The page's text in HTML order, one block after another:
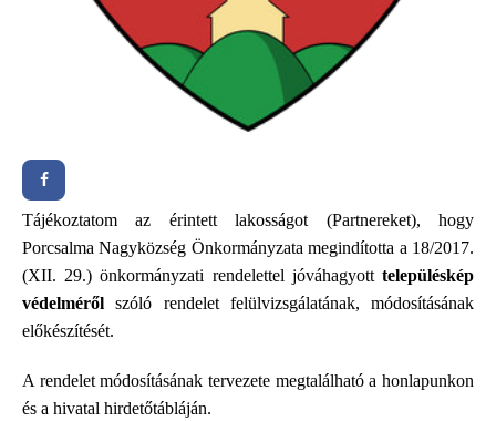
Tájékoztatom az érintett lakosságot (Partnereket), hogy
Porcsalma Nagyközség Önkormányzatamegindította a 18/2017.
(XII. 29.) önkormányzati rendelettel jóváhagyott településkép
védelméről szóló rendelet felülvizsgálatának, módosításának
előkészítését.
A rendelet módosításának tervezete megtalálható a honlapunkon
és a hivatal hirdetőtábláján.